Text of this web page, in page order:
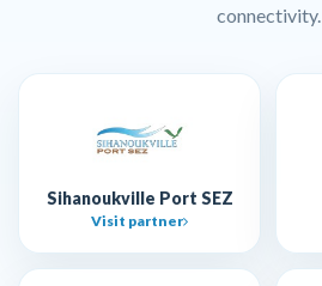
connectivity.
Sihanoukville Port SEZ
Visit partner